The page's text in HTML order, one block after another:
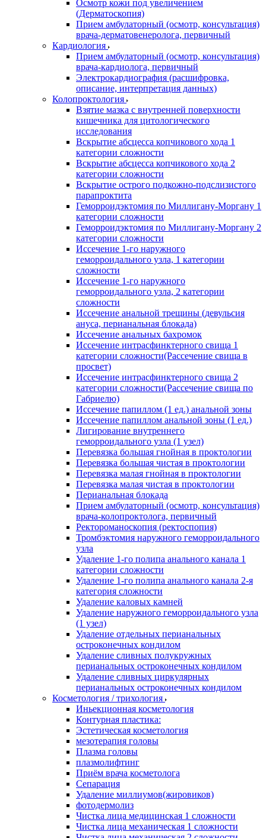
Осмотр кожи под увеличением
(Дерматоскопия)
Прием амбулаторный (осмотр, консультация)
врача-дерматовенеролога, первичный
Кардиология
Прием амбулаторный (осмотр, консультация)
врача-кардиолога, первичный
Электрокардиография (расшифровка,
описание, интерпретация данных)
Колопроктология
Взятие мазка с внутренней поверхности
кишечника для цитологического
исследования
Вскрытие абсцесса копчикового хода 1
категории сложности
Вскрытие абсцесса копчикового хода 2
категории сложности
Вскрытие острого подкожно-подслизистого
парапроктита
Геморроидэктомия по Миллигану-Моргану 1
категории сложности
Геморроидэктомия по Миллигану-Моргану 2
категории сложности
Иссечение 1-го наружного
геморроидального узла, 1 категории
сложности
Иссечение 1-го наружного
геморроидального узла, 2 категории
сложности
Иссечение анальной трещины (девульсия
ануса, перианальная блокада)
Иссечение анальных бахромок
Иссечение интрасфинктерного свища 1
категории сложности(Рассечение свища в
просвет)
Иссечение интрасфинктерного свища 2
категории сложности(Рассечение свища по
Габриелю)
Иссечение папиллом (1 ед.) анальной зоны
Иссечение папиллом анальной зоны (1 ед.)
Лигирование внутреннего
геморроидального узла (1 узел)
Перевязка большая гнойная в проктологии
Перевязка большая чистая в проктологии
Перевязка малая гнойная в проктологии
Перевязка малая чистая в проктологии
Перианальная блокада
Прием амбулаторный (осмотр, консультация)
врача-колопроктолога, первичный
Ректороманоскопия (ректоспопия)
Тромбэктомия наружного геморроидального
узла
Удаление 1-го полипа анального канала 1
категории сложности
Удаление 1-го полипа анального канала 2-я
категория сложности
Удаление каловых камней
Удаление наружного геморроидального узла
(1 узел)
Удаление отдельных перианальных
остроконечных кондилом
Удаление сливных полукружных
перианальных остроконечных кондилом
Удаление сливных циркулярных
перианальных остроконечных кондилом
Косметология / трихология
Иньекционная косметология
Контурная пластика:
Эстетическая косметология
мезотерапия головы
Плазма головы
плазмолифтинг
Приём врача косметолога
Сепарация
Удаление миллиумов(жировиков)
фотодермолиз
Чистка лица медицинская 1 сложности
Чистка лица механическая 1 сложности